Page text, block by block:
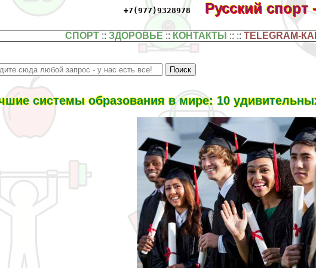
+7(977)9328978 Русский
СПОРТ ::ЗДОРОВЬЕ :: КОНТАКТЫ :: ::TELEGRAM-
системы образования в мире: 10